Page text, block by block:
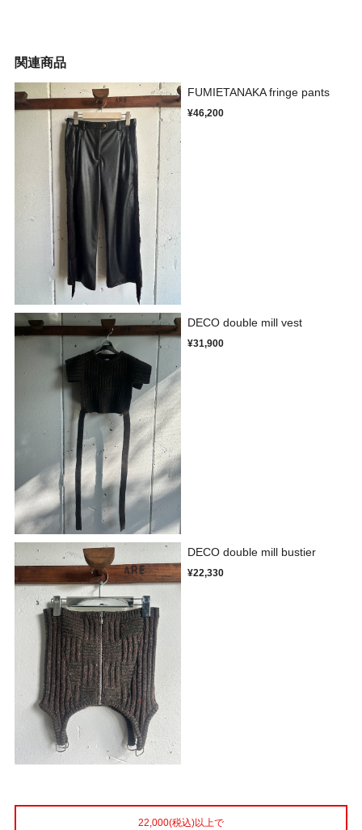
関連商品
FUMIETANAKA fringe pants
¥46,200
DECO double mill vest
¥31,900
DECO double mill bustier
¥22,330
22,000(税込)以上で